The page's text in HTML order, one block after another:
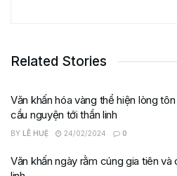
Related Stories
Văn khấn hóa vàng thể hiện lòng
cầu nguyện tới thần linh
BY LÊ HUỆ 24/02/2024 0
Văn khấn ngày rằm cúng gia tiên và